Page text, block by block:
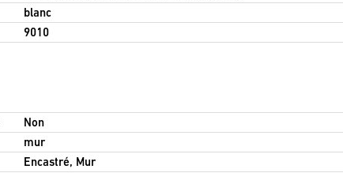
blanc
9010
Non
mur
Encastré, Mur